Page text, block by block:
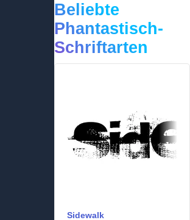
Beliebte
Phantastisch-
Schriftarten
Sidewalk